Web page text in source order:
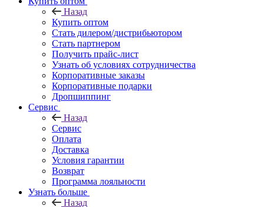
Назад
Купить оптом
Стать дилером/дистрибьютором
Стать партнером
Получить прайс-лист
Узнать об условиях сотрудничества
Корпоративные заказы
Корпоративные подарки
Дропшиппинг
Сервис
Назад
Сервис
Оплата
Доставка
Условия гарантии
Возврат
Программа лояльности
Узнать больше
Назад